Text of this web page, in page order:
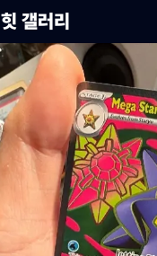
힛 갤러리